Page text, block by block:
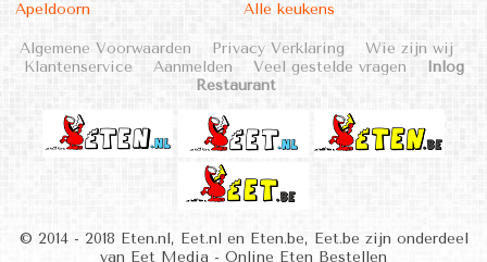
Apeldoorn
Alle keukens
Algemene Voorwaarden Privacy Verklaring
Wie zijn wij
Klantenservice
Aanmelden Veel gestelde vragen
Inlog
Restaurant
© 2014 - 2018 Eten.nl, Eet.nl en Eten.be, Eet.be zijn onderdeel
van Eet Media - Online Eten Bestellen